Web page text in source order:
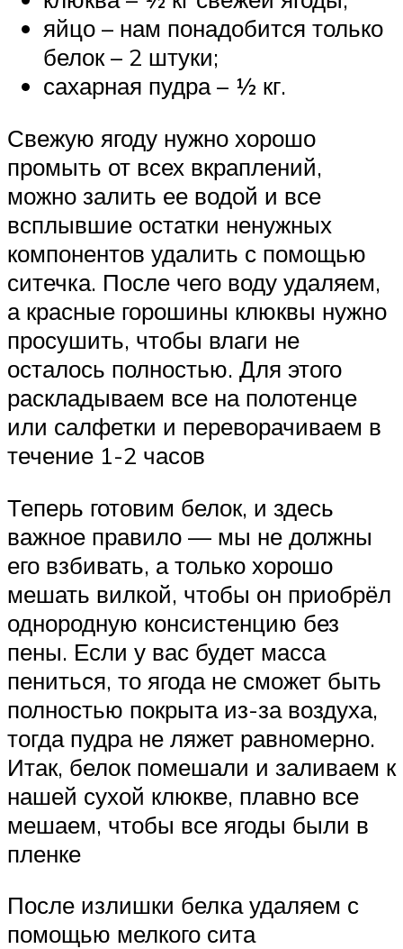
яйцо – нам понадобится только
белок – 2 штуки;
сахарная пудра – ½ кг.
Свежую ягоду нужно хорошо
промыть от всех вкраплений,
можно залить ее водой и все
всплывшие остатки ненужных
компонентов удалить с помощью
ситечка. После чего воду удаляем,
а красные горошины клюквы нужно
просушить, чтобы влаги не
осталось полностью. Для этого
раскладываем все на полотенце
или салфетки и переворачиваем в
течение 1-2 часов
Теперь готовим белок, и здесь
важное правило — мы не должны
его взбивать, а только хорошо
мешать вилкой, чтобы он приобрёл
однородную консистенцию без
пены. Если у вас будет масса
пениться, то ягода не сможет быть
полностью покрыта из-за воздуха,
тогда пудра не ляжет равномерно.
Итак, белок помешали и заливаем к
нашей сухой клюкве, плавно все
мешаем, чтобы все ягоды были в
пленке
После излишки белка удаляем с
помощью мелкого сита